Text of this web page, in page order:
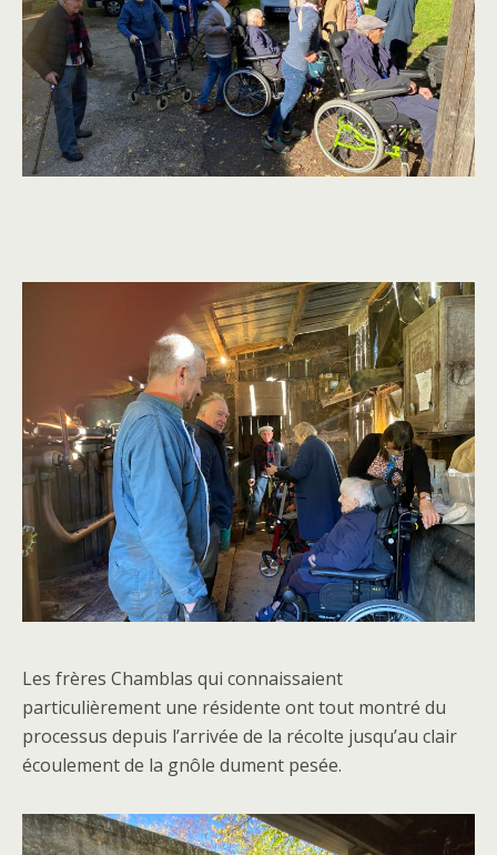
Les frères Chamblas qui connaissaient
particulièrement une résidente ont tout montré du
processus depuis l’arrivée de la récolte jusqu’au clair
écoulement de la gnôle dument pesée.